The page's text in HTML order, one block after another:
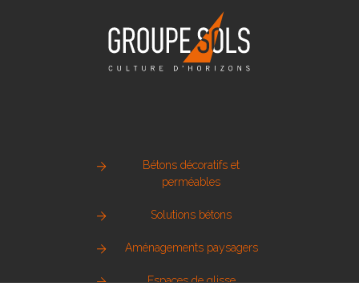
Bétons décoratifs et
perméables
Solutions bétons
Aménagements paysagers
Espaces de glisse